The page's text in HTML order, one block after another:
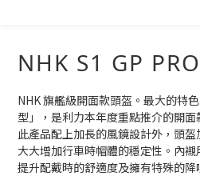
NHK S1 GP
NHK 旗艦級開面款頭盔。最大的特
型」，是利力本年度重點推介的開面
此產品配上加長的風鏡設計外，頭盔
大大增加行車時帽體的穩定性。內
提升配戴時的舒適度及擁有特殊的降